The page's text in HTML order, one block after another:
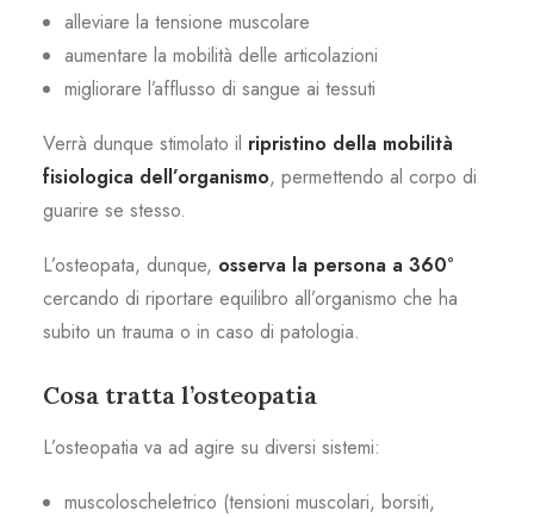
alleviare la tensione muscolare
aumentare la mobilità delle articolazioni
migliorare l’afflusso di sangue ai tessuti
Verrà dunque stimolato il ripristino della mobilità
fisiologica dell’organismo, permettendo al corpo di
guarire se stesso.
L’osteopata, dunque, osserva la persona a 360°
cercando di riportare equilibro all’organismo che ha
subito un trauma o in caso di patologia.
Cosa tratta l’osteopatia
L’osteopatia va ad agire su diversi sistemi:
muscoloscheletrico (tensioni muscolari, borsiti,